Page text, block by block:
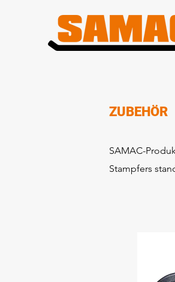
ZUBEHÖR
SAMAC-
Stampfers